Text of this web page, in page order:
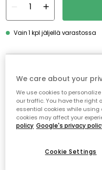
Vain 1 kpl jäljellä varastossa
Nopeat ja joustavat
Avoin palautusoikeus
We care about your
We use cookies to
our traffic. You have the right
essential cookies while using
cookies may affect your
policy Google's privacy
Cookie Settings